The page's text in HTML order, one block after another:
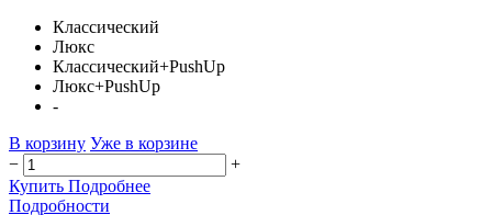
Классический
Люкс
Классический+PushUp
Люкс+PushUp
-
В корзину Уже в корзине
−
+
Купить Подробнее
Подробности